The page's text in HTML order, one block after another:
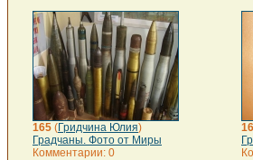
165 (Гридчина Юлия)
Градчаны. Фото от Миры
Комментарии: 0